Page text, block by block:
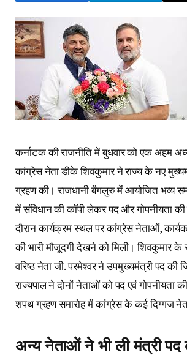
कर्नाटक की राजनीति में बुधवार को एक अहम
कांग्रेस नेता डीके शिवकुमार ने राज्य के नए
ग्रहण की। राजधानी बेंगलुरु में आयोजित भव्य
में संविधान की कॉपी लेकर पद और गोपनीयता
दौरान कार्यक्रम स्थल पर कांग्रेस नेताओं,
की भारी मौजूदगी देखने को मिली। शिवकुमार
वरिष्ठ नेता जी. परमेश्वर ने उपमुख्यमंत्री पद की
राज्यपाल ने दोनों नेताओं को पद एवं गोपनीयता
शपथ ग्रहण समारोह में कांग्रेस के कई दिग्गज
अन्य नेताओं ने भी ली मंत्री